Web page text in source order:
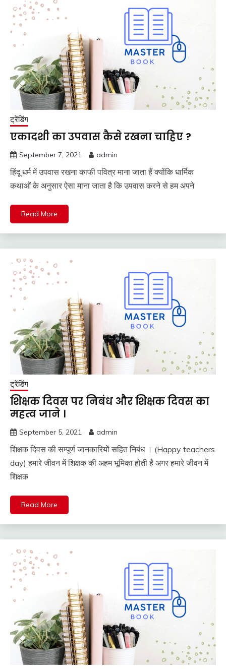
ट्रेंडिंग
एकादशी का उपवास कैसे रखना चाहिए ?
September 7, 2021 admin
हिंदू धर्म में उपवास रखना काफी पवित्र माना जाता हैं क्योंकि धार्मिक
कथाओं के अनुसार ऐसा माना जाता है कि उपवास करने से हम अपने
Read More
ट्रेंडिंग
शिक्षक दिवस पर निबंध और शिक्षक दिवस का
महत्व जाने ।
September 5, 2021 admin
शिक्षक दिवस की सम्पूर्ण जानकारियों सहित निबंध । (Happy teachers
day) हमारे जीवन में शिक्षक की अहम भूमिका होती है अगर हमारे जीवन में
शिक्षक
Read More